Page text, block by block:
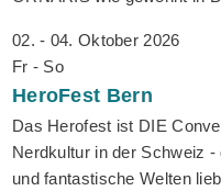
02. - 04. Oktober 2026
Fr - So
HeroFest Bern
Das Herofest ist DIE
Nerdkultur in der Schweiz
und fantastische Welten